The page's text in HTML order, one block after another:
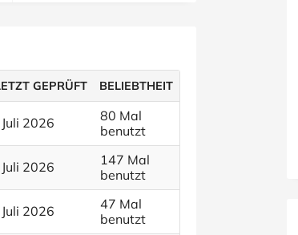
GEPRÜFT BELIEBTHEIT
2026
80 Mal
benutzt
2026
147 Mal
benutzt
2026
47 Mal
benutzt